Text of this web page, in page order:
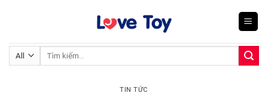
Tìm
TIN TỨC